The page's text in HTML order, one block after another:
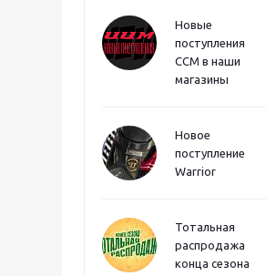
Новые
поступления
CCM в наши
магазины
Новое
поступление
Warrior
Тотальная
распродажа
конца сезона